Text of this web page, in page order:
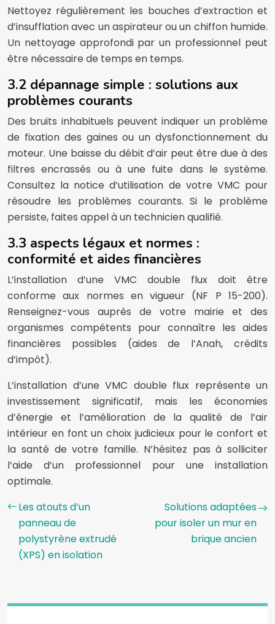
Nettoyez régulièrement les bouches d’extraction et
d’insufflation avec un aspirateur ou un chiffon humide.
Un nettoyage approfondi par un professionnel peut
être nécessaire de temps en temps.
3.2 dépannage simple : solutions aux
problèmes courants
Des bruits inhabituels peuvent indiquer un problème
de fixation des gaines ou un dysfonctionnement du
moteur. Une baisse du débit d’air peut être due à des
filtres encrassés ou à une fuite dans le système.
Consultez la notice d’utilisation de votre VMC pour
résoudre les problèmes courants. Si le problème
persiste, faites appel à un technicien qualifié.
3.3 aspects légaux et normes :
conformité et aides financières
L’installation d’une VMC double flux doit être
conforme aux normes en vigueur (NF P 15-200).
Renseignez-vous auprès de votre mairie et des
organismes compétents pour connaître les aides
financières possibles (aides de l’Anah, crédits
d’impôt).
L’installation d’une VMC double flux représente un
investissement significatif, mais les économies
d’énergie et l’amélioration de la qualité de l’air
intérieur en font un choix judicieux pour le confort et
la santé de votre famille. N’hésitez pas à solliciter
l’aide d’un professionnel pour une installation
optimale.
Les atouts d’un
panneau de
polystyrène extrudé
(XPS) en isolation
Solutions adaptées
pour isoler un mur en
brique ancien